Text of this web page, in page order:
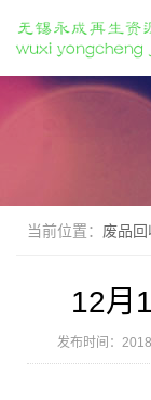
当前位置： 废品回
12月
发布时间：